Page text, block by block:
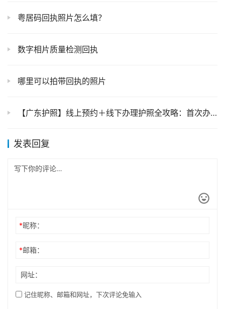
粤居码回执照片怎么填？
数字相片质量检测回执
哪里可以拍带回执的照片
【广东护照】线上预约＋线下办理护照全攻略：首次办理、丢失补办、到期换领只需几分钟就能搞定！（材料＋条件＋流程）
发表回复
*昵称：
*邮箱：
网址：
记住昵称、邮箱和网址，下次评论免输入